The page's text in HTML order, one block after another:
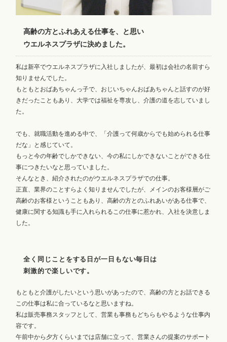
高齢の方とふれあえる仕事を、と思い
ウエルネスプラザに決めました。
私は新卒でウエルネスプラザに入社しましたが、最初は会社の名前すら
知りませんでした。
もともとおばあちゃんっ子で、おじいちゃんおばあちゃんと話すのが好
きだったこともあり、大学では福祉を専攻し、介護の道を志していまし
た。
でも、就職活動を進める中で、「介護って何歳からでも始められる仕事
だな」と感じていて。
もっと今の年齢でしかできない、今の私にしかできないことができる仕
事につきたいなと思っていました。
そんなとき、紹介されたのがウエルネスプラザでの仕事。
正直、業界のことすらよく知りませんでしたが、メインのお客様層がご
高齢のお客様ということもあり、高齢の方とのふれあいがある仕事で、
健康に関する知識も手に入れられるこの仕事に惹かれ、入社を決意しま
した。
全く同じことをする日が一日もない毎日は
刺激的で楽しいです。
もともと介護がしたいという思いがあったので、高齢の方とお話できる
この仕事は私に合っているなと思いますね。
私は販売事務スタッフとして、営業も事務もどちらもやるような仕事内
容です。
午前中から夕方くらいまでは店舗に立って、営業さんの提案のサポート